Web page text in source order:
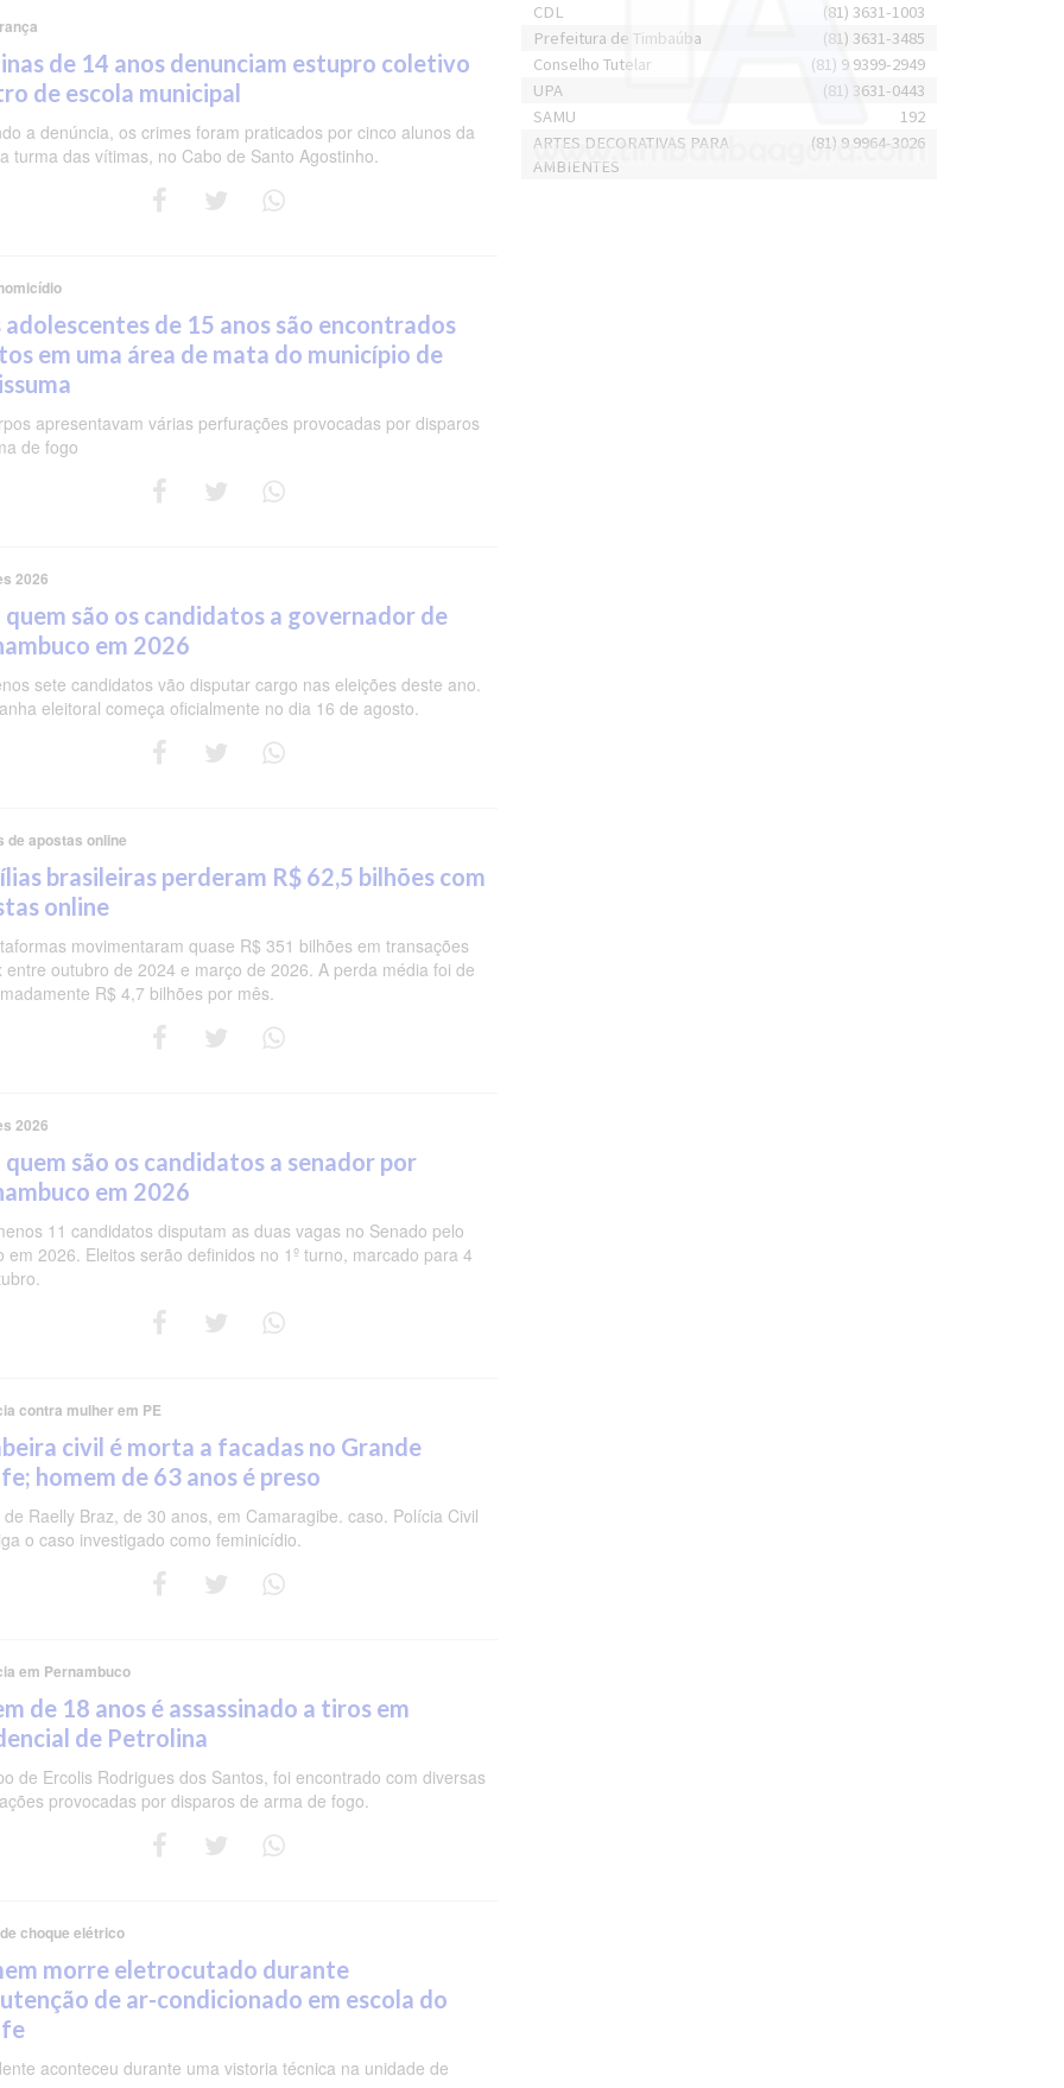
de 14 anos denunciam estupro coletivo
de escola municipal
a denúncia, os crimes foram praticados por cinco alunos da
turma das vítimas, no Cabo de Santo Agostinho.
adolescentes de 15 anos são encontrados
em uma área de mata do município de
apresentavam várias perfurações provocadas por disparos
de fogo
2026
quem são os candidatos a governador de
em 2026
sete candidatos vão disputar cargo nas eleições deste ano.
eleitoral começa oficialmente no dia 16 de agosto.
de apostas online
brasileiras perderam R$ 62,5 bilhões com
online
movimentaram quase R$ 351 bilhões em transações
entre outubro de 2024 e março de 2026. A perda média foi de
R$ 4,7 bilhões por mês.
2026
quem são os candidatos a senador por
em 2026
11 candidatos disputam as duas vagas no Senado pelo
em 2026. Eleitos serão definidos no 1º turno, marcado para 4
contra mulher em PE
civil é morta a facadas no Grande
homem de 63 anos é preso
de Raelly Braz, de 30 anos, em Camaragibe. caso. Polícia Civil
o caso investigado como feminicídio.
em Pernambuco
de 18 anos é assassinado a tiros em
de Petrolina
de Ercolis Rodrigues dos Santos, foi encontrado com diversas
provocadas por disparos de arma de fogo.
choque elétrico
morre eletrocutado durante
de ar-condicionado em escola do
aconteceu durante uma vistoria técnica na unidade de
CDL
(81) 3631-1003
Prefeitura de Timbaúba
(81) 3631-3485
Conselho Tutelar
(81) 9 9399-2949
UPA
(81) 3631-0443
SAMU
192
ARTES DECORATIVAS PARA
AMBIENTES
(81) 9 9964-3026